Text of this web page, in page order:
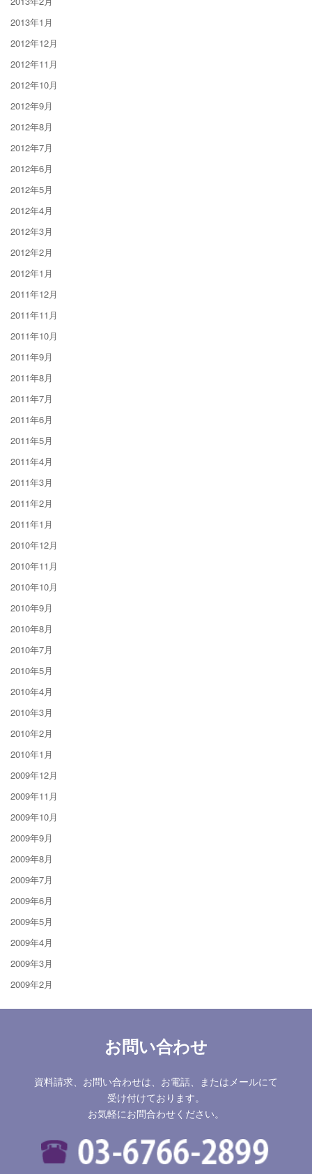
2013年1月
2012年12月
2012年11月
2012年10月
2012年9月
2012年8月
2012年7月
2012年6月
2012年5月
2012年4月
2012年3月
2012年2月
2012年1月
2011年12月
2011年11月
2011年10月
2011年9月
2011年8月
2011年7月
2011年6月
2011年5月
2011年4月
2011年3月
2011年2月
2011年1月
2010年12月
2010年11月
2010年10月
2010年9月
2010年8月
2010年7月
2010年5月
2010年4月
2010年3月
2010年2月
2010年1月
2009年12月
2009年11月
2009年10月
2009年9月
2009年8月
2009年7月
2009年6月
2009年5月
2009年4月
2009年3月
2009年2月
お問い合わせ
資料請求、お問い合わせは、お電話、またはメールにて
受け付けております。
お気軽にお問合わせください。